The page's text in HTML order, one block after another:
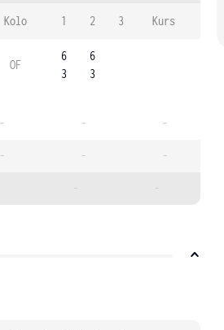
Kolo 1 2 3 Kurs
OF
6
3
6
3
- - -
- - -
- -